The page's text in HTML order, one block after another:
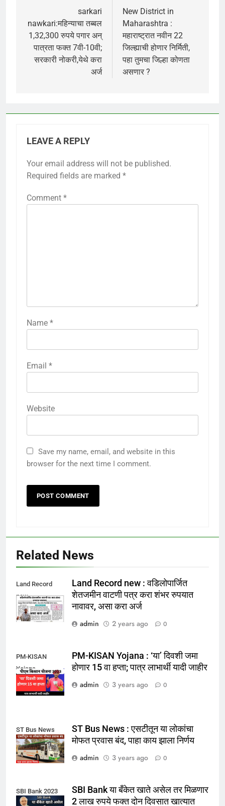
navigationsarkari
nawkari:महिन्याचा तब्बल
1,32,300 रुपये पगार अन्
पात्रता फक्त 7वी-10वी;
सरकारी नोकरी,येथे करा
अर्ज
New District in
Maharashtra :
महाराष्ट्रात नवीन 22
जिल्ह्याची होणार निर्मिती,
पहा तुमचा जिल्हा कोणता
असणार ?
LEAVE A REPLY
Your email address will not be published.
Required fields are marked *
Comment *
Name *
Email *
Website
Save my name, email, and website in this
browser for the next time I comment.
Related News
Land Record
new
Land Record new : वडिलोपार्जित
शेतजमीन वाटणी पत्र करा शंभर रुपयात
नावावर, असा करा अर्ज
admin
2 years ago 0
PM-KISAN
Yojana
PM-KISAN Yojana : ‘या’ दिवशी जमा
होणार 15 वा हप्ता; पात्र लाभार्थी यादी जाहीर
admin
3 years ago 0
ST Bus News
ST Bus News : एसटीतून या लोकांचा
मोफत प्रवास बंद, पाहा काय झाला निर्णय
admin
3 years ago 0
SBI Bank 2023
SBI Bank या बँकेत खाते असेल तर मिळणार
2 लाख रुपये फक्त दोन दिवसात खात्यात